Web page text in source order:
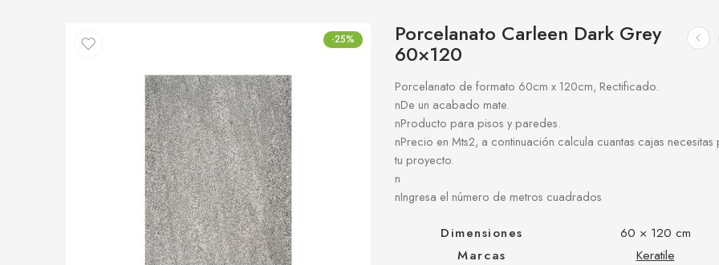
-25% Porcelanato Carleen Dark Grey
60×120
Porcelanato de formato 60cm x 120cm, Rectificado.
nDe un acabado mate.
nProducto para pisos y paredes.
nPrecio en Mts2, a continuación calcula cuantas cajas necesitas
tu proyecto.
n
nIngresa el número de metros cuadrados
Dimensiones
60 × 120 cm
Marcas
Keratile